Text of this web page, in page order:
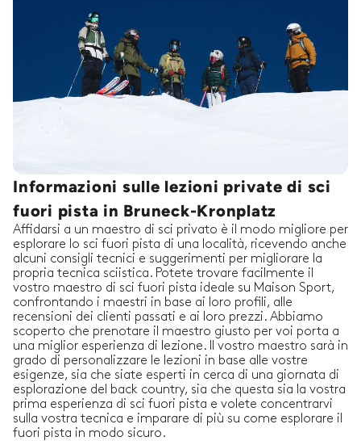
Informazioni sulle lezioni private di sci
fuori pista in Bruneck-Kronplatz
Affidarsi a un maestro di sci privato è il modo migliore per
esplorare lo sci fuori pista di una località, ricevendo anche
alcuni consigli tecnici e suggerimenti per migliorare la
propria tecnica sciistica. Potete trovare facilmente il
vostro maestro di sci fuori pista ideale su Maison Sport,
confrontando i maestri in base ai loro profili, alle
recensioni dei clienti passati e ai loro prezzi. Abbiamo
scoperto che prenotare il maestro giusto per voi porta a
una miglior esperienza di lezione. Il vostro maestro sarà in
grado di personalizzare le lezioni in base alle vostre
esigenze, sia che siate esperti in cerca di una giornata di
esplorazione del back country, sia che questa sia la vostra
prima esperienza di sci fuori pista e volete concentrarvi
sulla vostra tecnica e imparare di più su come esplorare il
fuori pista in modo sicuro.